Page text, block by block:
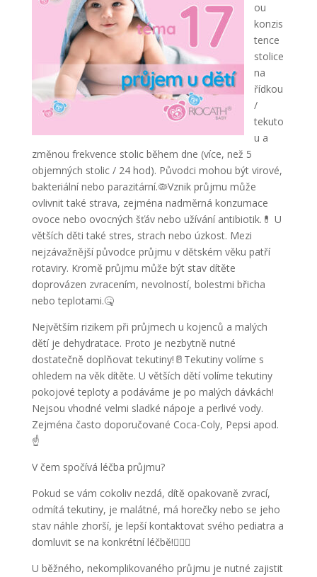
ou
konzis
tence
stolice
na
řídkou
/
tekuto
u a
změnou frekvence stolic během dne (více, než 5
objemných stolic / 24 hod). Původci mohou být virové,
bakteriální nebo parazitární.🦠Vznik průjmu může
ovlivnit také strava, zejména nadměrná konzumace
ovoce nebo ovocných šťáv nebo užívání antibiotik.💊 U
větších děti také stres, strach nebo úzkost. Mezi
nejzávažnější původce průjmu v dětském věku patří
rotaviry. Kromě průjmu může být stav dítěte
doprovázen zvracením, nevolností, bolestmi břicha
nebo teplotami.🤒
Největším rizikem při průjmech u kojenců a malých
dětí je dehydratace. Proto je nezbytně nutné
dostatečně doplňovat tekutiny!🥛Tekutiny volíme s
ohledem na věk dítěte. U větších dětí volíme tekutiny
pokojové teploty a podáváme je po malých dávkách!
Nejsou vhodné velmi sladké nápoje a perlivé vody.
Zejména často doporučované Coca-Coly, Pepsi apod.
☝️
V čem spočívá léčba průjmu?
Pokud se vám cokoliv nezdá, dítě opakovaně zvrací,
odmítá tekutiny, je malátné, má horečky nebo se jeho
stav náhle zhorší, je lepší kontaktovat svého pediatra a
domluvit se na konkrétní léčbě!👩🏻‍⚕️
U běžného, nekomplikovaného průjmu je nutné zajistit